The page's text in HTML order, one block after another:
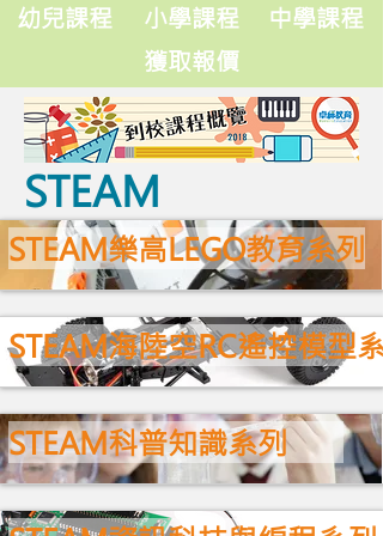
卓師到校課程概覽
幼兒課程 小學課程
中學課程
獲取報價
STEAM
STEAM樂高LEGO教育系列
STEAM海陸空RC遙控模型系
STEAM科普知識系列